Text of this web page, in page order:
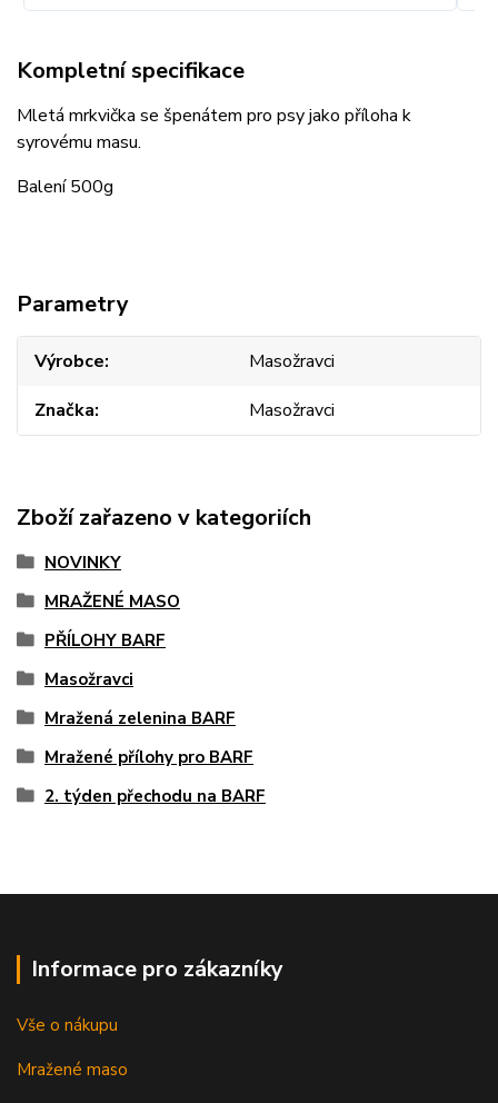
Kompletní specifikace
Mletá mrkvička se špenátem pro psy jako příloha k
syrovému masu.
Balení 500g
Parametry
Výrobce
Masožravci
Značka
Masožravci
Zboží zařazeno v kategoriích
NOVINKY
MRAŽENÉ MASO
PŘÍLOHY BARF
Masožravci
Mražená zelenina BARF
Mražené přílohy pro BARF
2. týden přechodu na BARF
Informace pro zákazníky
Vše o nákupu
Mražené maso